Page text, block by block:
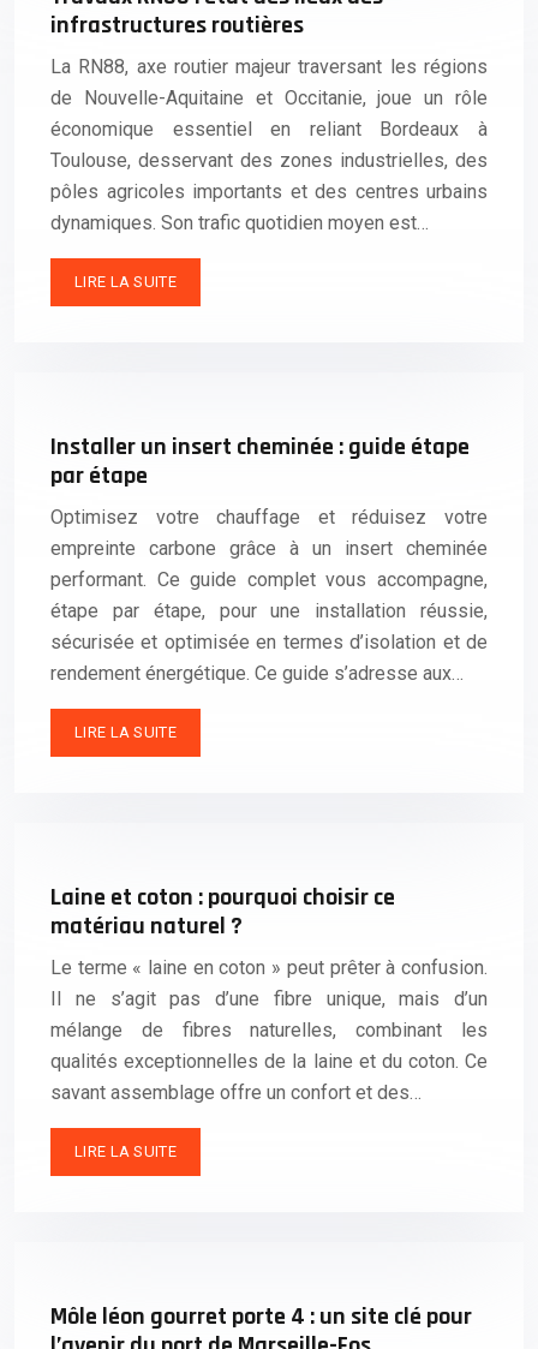
infrastructures routières
La RN88, axe routier majeur traversant les régions
de Nouvelle-Aquitaine et Occitanie, joue un rôle
économique essentiel en reliant Bordeaux à
Toulouse, desservant des zones industrielles, des
pôles agricoles importants et des centres urbains
dynamiques. Son trafic quotidien moyen est…
LIRE LA SUITE
Installer un insert cheminée : guide étape
par étape
Optimisez votre chauffage et réduisez votre
empreinte carbone grâce à un insert cheminée
performant. Ce guide complet vous accompagne,
étape par étape, pour une installation réussie,
sécurisée et optimisée en termes d’isolation et de
rendement énergétique. Ce guide s’adresse aux…
LIRE LA SUITE
Laine et coton : pourquoi choisir ce
matériau naturel ?
Le terme « laine en coton » peut prêter à confusion.
Il ne s’agit pas d’une fibre unique, mais d’un
mélange de fibres naturelles, combinant les
qualités exceptionnelles de la laine et du coton. Ce
savant assemblage offre un confort et des…
LIRE LA SUITE
Môle léon gourret porte 4 : un site clé pour